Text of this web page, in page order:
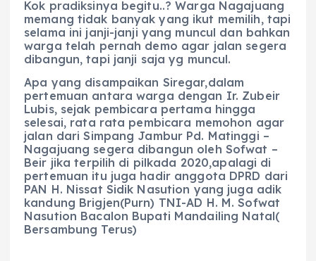
Kok pradiksinya begitu..? Warga Nagajuang
memang tidak banyak yang ikut memilih, tapi
selama ini janji-janji yang muncul dan bahkan
warga telah pernah demo agar jalan segera
dibangun, tapi janji saja yg muncul.
Apa yang disampaikan Siregar,dalam
pertemuan antara warga dengan Ir. Zubeir
Lubis, sejak pembicara pertama hingga
selesai, rata rata pembicara memohon agar
jalan dari Simpang Jambur Pd. Matinggi –
Nagajuang segera dibangun oleh Sofwat –
Beir jika terpilih di pilkada 2020,apalagi di
pertemuan itu juga hadir anggota DPRD dari
PAN H. Nissat Sidik Nasution yang juga adik
kandung Brigjen(Purn) TNI-AD H. M. Sofwat
Nasution Bacalon Bupati Mandailing Natal(
Bersambung Terus)